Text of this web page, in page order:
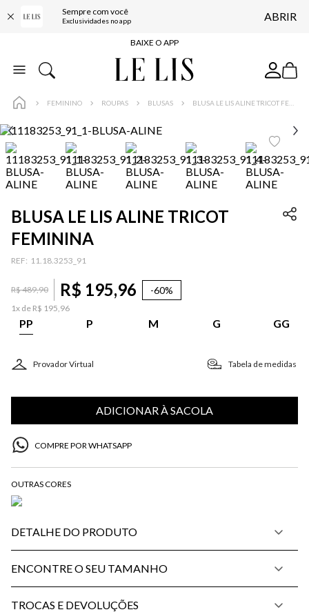
Sempre com você
Exclusividades no app ABRIR
FRETE GRÁTIS*
BAIXE O APP
10% OFF NA PRIMEIRA COMPRA*
FRETE GRÁTIS*
BAIXE O APP
10% OFF NA PRIMEIRA COMPRA*
FEMININO ROUPAS BLUSAS
BLUSA LE LIS ALINE TRICOT
FEMININA
: 11.18.3253_91
R$489,90 R$ 195,96 -60%
1x de R$ 195,96
PP P M G GG
Provador Virtual Tabela de medidas
ADICIONAR À SACOLA
COMPRE POR WHATSAPP
DETALHE DO PRODUTO
ENCONTRE O SEU TAMANHO
TROCAS E DEVOLUÇÕES